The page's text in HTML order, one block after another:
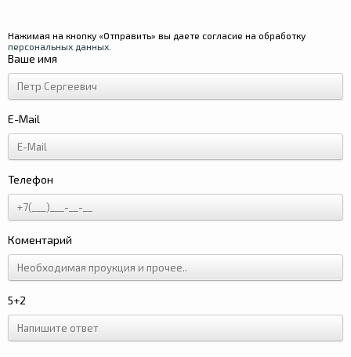
Ваше имя
E-Mail
Телефон
Коментарий
5+2
Нажимая на кнопку «Отправить» вы даете согласие на обработку
персональных данных